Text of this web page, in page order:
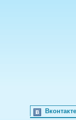
Вконтакте